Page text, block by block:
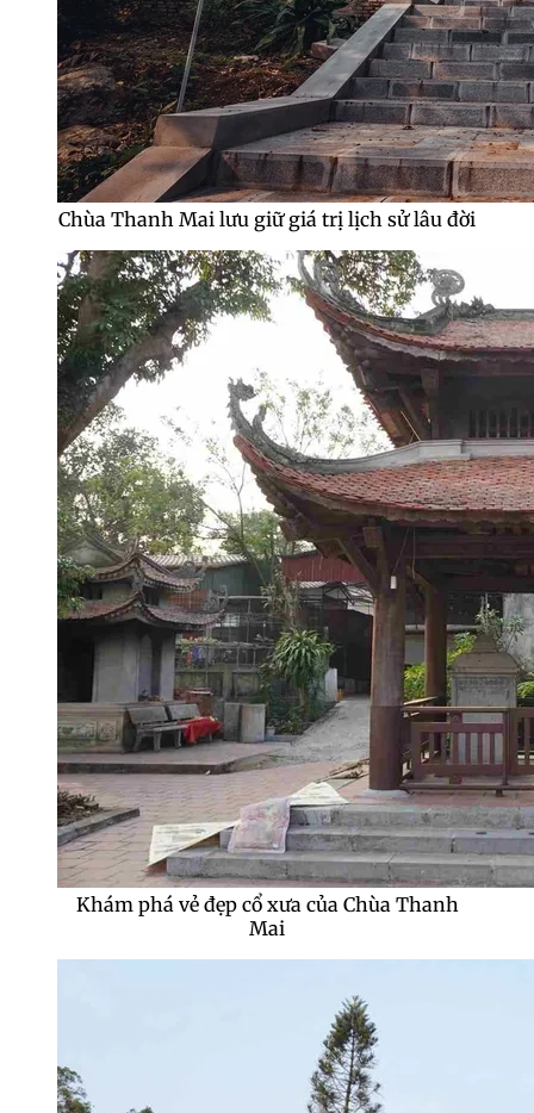
Chùa Thanh Mai lưu giữ giá trị lịch sử lâu đời
Khám phá vẻ đẹp cổ xưa của Chùa Thanh
Mai